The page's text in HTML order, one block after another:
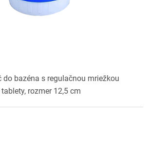
do bazéna s regulačnou mriežkou
rozmer 12,5 cm